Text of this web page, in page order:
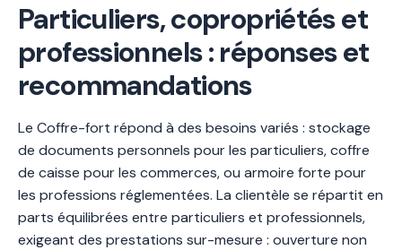
Particuliers, copropriétés et
professionnels : réponses et
recommandations
Le Coffre-fort répond à des besoins variés : stockage
de documents personnels pour les particuliers, coffre
de caisse pour les commerces, ou armoire forte pour
les professions réglementées. La clientèle se répartit en
parts équilibrées entre particuliers et professionnels,
exigeant des prestations sur-mesure : ouverture non